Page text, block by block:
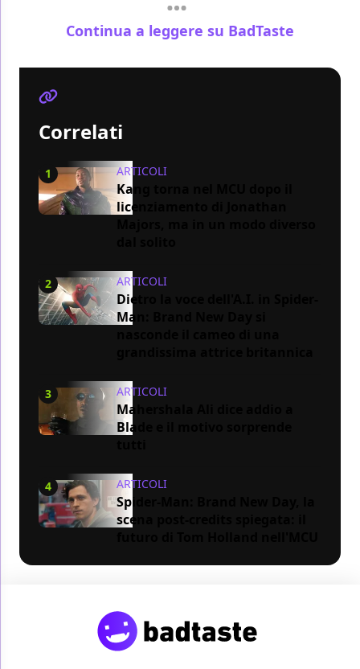
Continua a leggere su BadTaste
Correlati
1 ARTICOLI
Kang torna nel MCU dopo il
licenziamento di Jonathan
2 ARTICOLI
Dietro la voce dell'A.I. in Spider-
Man: Brand New Day si
3 ARTICOLI
Mahershala Ali dice addio a
Blade e il motivo sorprende
4 ARTICOLI
Spider-Man: Brand New Day, la
scena post-credits spiegata: il